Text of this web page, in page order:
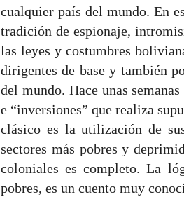
cualquier país del mundo. En
tradición de espionaje,
las leyes y costumbres
dirigentes de base y también
del mundo. Hace unas
e “inversiones” que realiza
clásico es la utilización de
sectores más pobres y
coloniales es completo. La
pobres, es un cuento muy